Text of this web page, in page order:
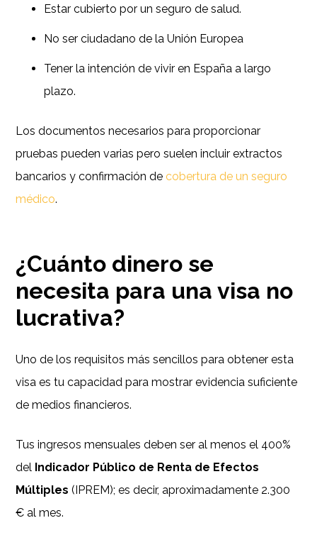
Estar cubierto por un seguro de salud.
No ser ciudadano de la Unión Europea
Tener la intención de vivir en España a largo
plazo.
Los documentos necesarios para proporcionar
pruebas pueden varias pero suelen incluir extractos
bancarios y confirmación de cobertura de un seguro
médico.
¿Cuánto dinero se
necesita para una visa no
lucrativa?
Uno de los requisitos más sencillos para obtener esta
visa es tu capacidad para mostrar evidencia suficiente
de medios financieros.
Tus ingresos mensuales deben ser al menos el 400%
del Indicador Público de Renta de Efectos
Múltiples (IPREM); es decir, aproximadamente 2.300
€ al mes.